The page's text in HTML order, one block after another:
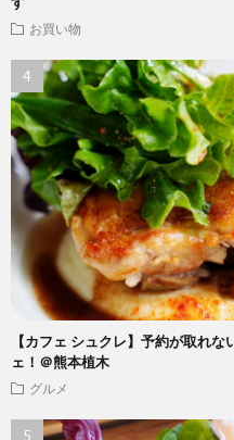
お買い物
【カフェ シュクレ】予約が取れ
ェ！＠熊本植木
グルメ